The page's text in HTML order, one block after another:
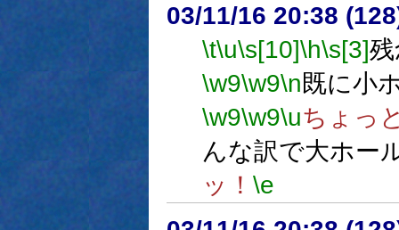
03/11/16 20:38
\t\u\s[10]\h\s[3]
\w9\w9\n既に小
\w9\w9\uちょっ
んな訳で大ホー
ッ！ \e